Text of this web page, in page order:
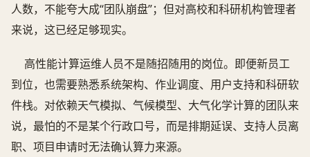
人数，不能夸大成“团队崩盘”；但对高校和科研机构管理者
来说，这已经足够现实。
高性能计算运维人员不是随招随用的岗位。即便新员工
到位，也需要熟悉系统架构、作业调度、用户支持和科研软
件栈。对依赖天气模拟、气候模型、大气化学计算的团队来
说，最怕的不是某个行政口号，而是排期延误、支持人员离
职、项目申请时无法确认算力来源。